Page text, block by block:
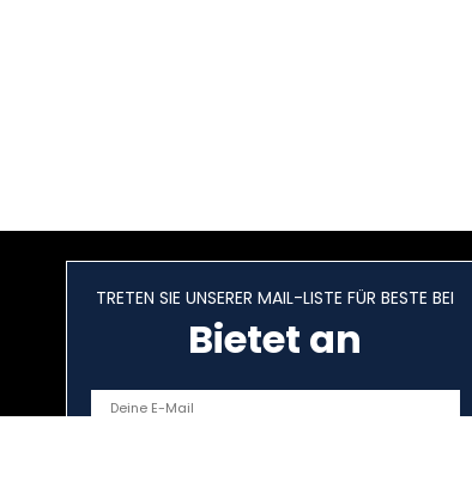
TRETEN SIE UNSERER MAIL-LISTE FÜR BESTE BEI
Bietet an